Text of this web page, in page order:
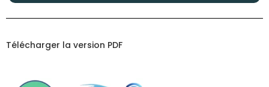
Télécharger la version PDF